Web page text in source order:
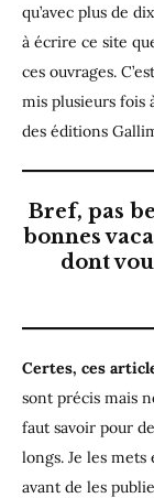
qu’avec plus de
à écrire ce site
ces ouvrages.
mis plusieurs fois
des éditions
Bref, pas
bonnes
dont
Certes, ces
sont précis mais
faut savoir pour
longs. Je les
avant de les